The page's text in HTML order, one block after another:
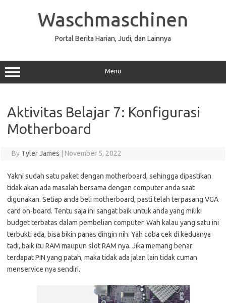
Waschmaschinen
Portal Berita Harian, Judi, dan Lainnya
Menu
Aktivitas Belajar 7: Konfigurasi
Motherboard
By Tyler James November 5, 2022
Yakni sudah satu paket dengan motherboard, sehingga dipastikan
tidak akan ada masalah bersama dengan computer anda saat
digunakan. Setiap anda beli motherboard, pasti telah terpasang VGA
card on-board. Tentu saja ini sangat baik untuk anda yang miliki
budget terbatas dalam pembelian computer. Wah kalau yang satu ini
terbukti ada, bisa bikin panas dingin nih. Yah coba cek di keduanya
tadi, baik itu RAM maupun slot RAM nya. Jika memang benar
terdapat PIN yang patah, maka tidak ada jalan lain tidak cuman
menservice nya sendiri.